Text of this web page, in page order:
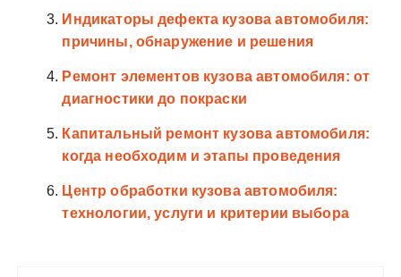
Индикаторы дефекта кузова автомобиля:
причины, обнаружение и решения
Ремонт элементов кузова автомобиля: от
диагностики до покраски
Капитальный ремонт кузова автомобиля:
когда необходим и этапы проведения
Центр обработки кузова автомобиля:
технологии, услуги и критерии выбора